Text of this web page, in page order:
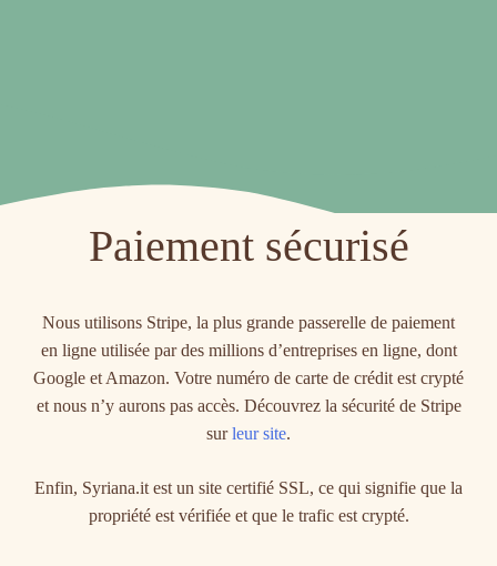
Paiement sécurisé
Nous utilisons Stripe, la plus grande passerelle de paiement
en ligne utilisée par des millions d’entreprises en ligne, dont
Google et Amazon. Votre numéro de carte de crédit est crypté
et nous n’y aurons pas accès. Découvrez la sécurité de Stripe
surleur site.
Enfin, Syriana.it est un site certifié SSL, ce qui signifie que la
propriété est vérifiée et que le trafic est crypté.